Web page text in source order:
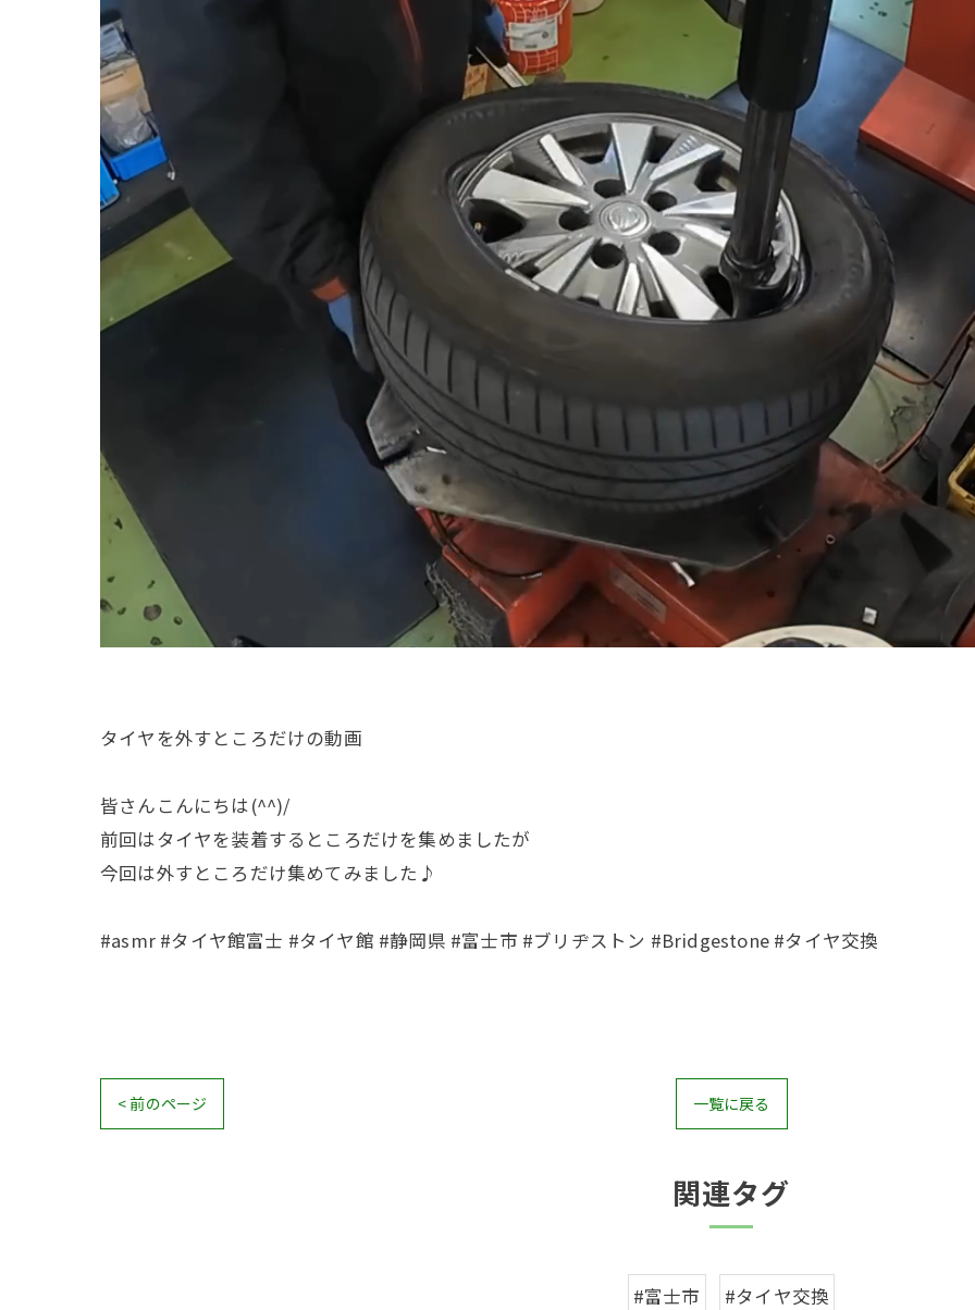
タイヤを外すところだけの動画
皆さんこんにちは(^^)/
前回はタイヤを装着するところだけを集めましたが
今回は外すところだけ集めてみました♪
#asmr #タイヤ館富士 #タイヤ館 #静岡県 #富士市 #ブリヂストン #Bridgestone #タイヤ交換
< 前のページ 一覧に戻る
関連タグ
#富士市 #タイヤ交換